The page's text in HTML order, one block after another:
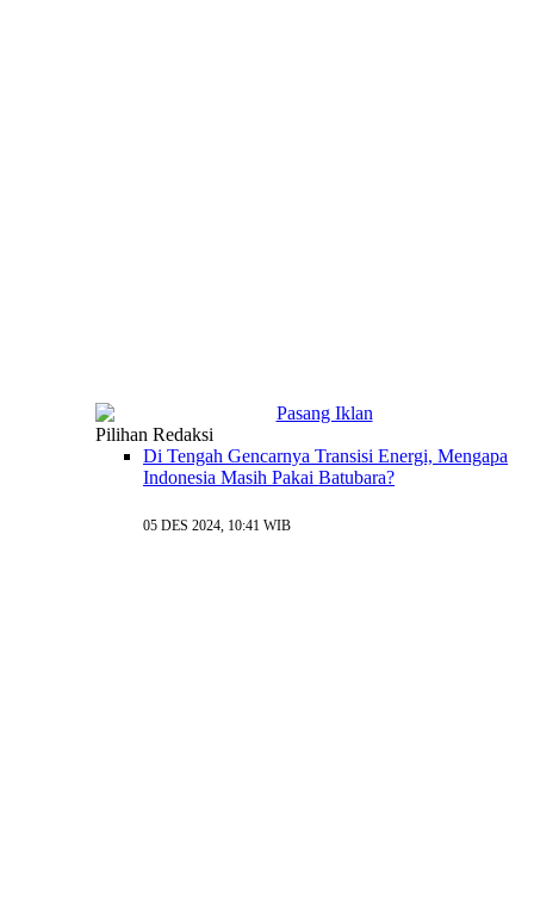
Pilihan Redaksi
Di Tengah Gencarnya Transisi Energi, Mengapa
Indonesia Masih Pakai Batubara?
05 DES 2024, 10:41 WIB